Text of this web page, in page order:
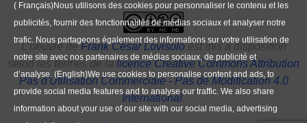
L'oeuvredeFrank César Lovisoloest mis à disposition
selon les termes de lalicence Creative Commons Attribution
Pas d'Utilisation Commerciale - Pas de Modification 4.0
International.
( Français)Nous utilisons des cookies pour personnaliser le contenu et les
publicités, fournir des fonctionnalités de médias sociaux et analyser notre
trafic. Nous partageons également des informations sur votre utilisation de
notre site avec nos partenaires de médias sociaux, de publicité et
d’analyse. (English)We use cookies to personalise content and ads, to
provide social media features and to analyse our traffic. We also share
information about your use of our site with our social media, advertising